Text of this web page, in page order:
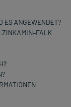
ES ANGEWENDET?
ZINKAMIN–FALK